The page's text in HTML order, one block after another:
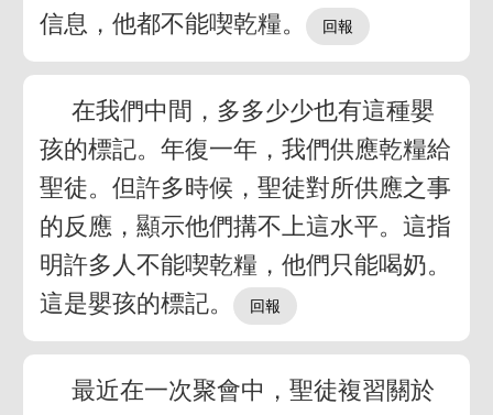
信息，他都不能喫乾糧。
在我們中間，多多少少也有這種嬰
孩的標記。年復一年，我們供應乾糧給
聖徒。但許多時候，聖徒對所供應之事
的反應，顯示他們搆不上這水平。這指
明許多人不能喫乾糧，他們只能喝奶。
這是嬰孩的標記。
最近在一次聚會中，聖徒複習關於